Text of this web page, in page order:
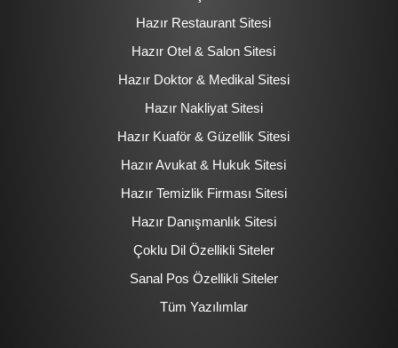
Hazır Restaurant Sitesi
Hazır Otel & Salon Sitesi
Hazır Doktor & Medikal Sitesi
Hazır Nakliyat Sitesi
Hazır Kuaför & Güzellik Sitesi
Hazır Avukat & Hukuk Sitesi
Hazır Temizlik Firması Sitesi
Hazır Danışmanlık Sitesi
Çoklu Dil Özellikli Siteler
Sanal Pos Özellikli Siteler
Tüm Yazılımlar